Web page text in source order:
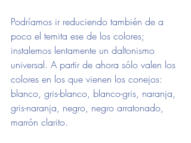
Podríamos ir reduciendo también de a
poco el temita ese de los colores;
instalemos lentamente un daltonismo
universal. A partir de ahora sólo valen los
colores en los que vienen los conejos:
blanco, gris-blanco, blanco-gris, naranja,
gris-naranja, negro, negro arratonado,
marrón clarito.